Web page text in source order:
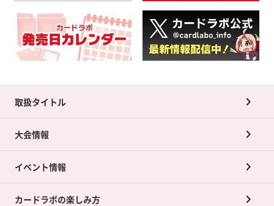
取扱タイトル
大会情報
イベント情報
カードラボの楽しみ方